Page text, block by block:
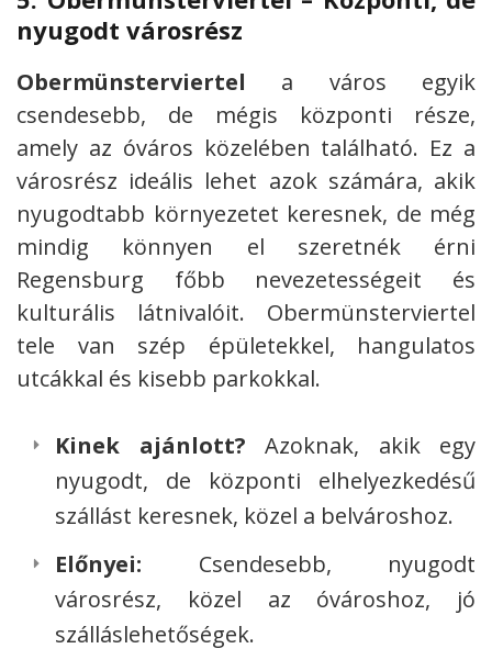
nyugodt városrész
Obermünsterviertel a város egyik
csendesebb, de mégis központi része,
amely az óváros közelében található. Ez a
városrész ideális lehet azok számára, akik
nyugodtabb környezetet keresnek, de még
mindig könnyen el szeretnék érni
Regensburg főbb nevezetességeit és
kulturális látnivalóit. Obermünsterviertel
tele van szép épületekkel, hangulatos
utcákkal és kisebb parkokkal.
Kinek ajánlott? Azoknak, akik egy
nyugodt, de központi elhelyezkedésű
szállást keresnek, közel a belvároshoz.
Előnyei: Csendesebb, nyugodt
városrész, közel az óvároshoz, jó
szálláslehetőségek.